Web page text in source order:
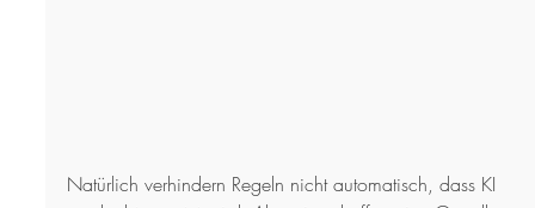
Natürlich verhindern Regeln nicht automatisch, dass KI